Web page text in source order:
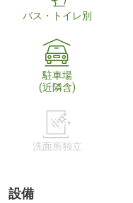
バス・トイレ別
駐車場
(近隣含)
洗面所独立
設備